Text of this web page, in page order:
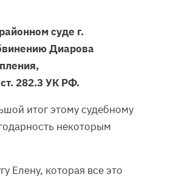
суде г.
Диарова
282.3 УК РФ.
итог этому судебному
некоторым
Елену, которая все это